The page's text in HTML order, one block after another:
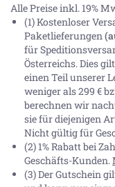
Alle Preise inkl. 19%
(1) Kostenloser
Paketlieferungen
für
Österreichs. Dies
einen Teil unserer
weniger als 299 €
berechnen wir
sie für diejenigen
Nicht gültig für
(2) 1% Rabatt bei
Geschäfts-Kunden.
(3) Der Gutschein